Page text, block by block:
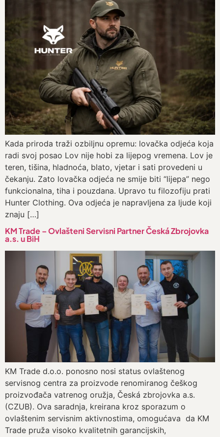
Kada priroda traži ozbiljnu opremu: lovačka odjeća koja
radi svoj posao Lov nije hobi za lijepog vremena. Lov je
teren, tišina, hladnoća, blato, vjetar i sati provedeni u
čekanju. Zato lovačka odjeća ne smije biti “lijepa” nego
funkcionalna, tiha i pouzdana. Upravo tu filozofiju prati
Hunter Clothing. Ova odjeća je napravljena za ljude koji
znaju […]
KM Trade – Ovlašteni Servisni Partner Česká Zbrojovka
a.s. u BiH
KM Trade d.o.o. ponosno nosi status ovlaštenog
servisnog centra za proizvode renomiranog češkog
proizvođača vatrenog oružja, Česká zbrojovka a.s.
(CZUB). Ova saradnja, kreirana kroz sporazum o
ovlaštenim servisnim aktivnostima, omogućava da KM
Trade pruža visoko kvalitetnih garancijskih,